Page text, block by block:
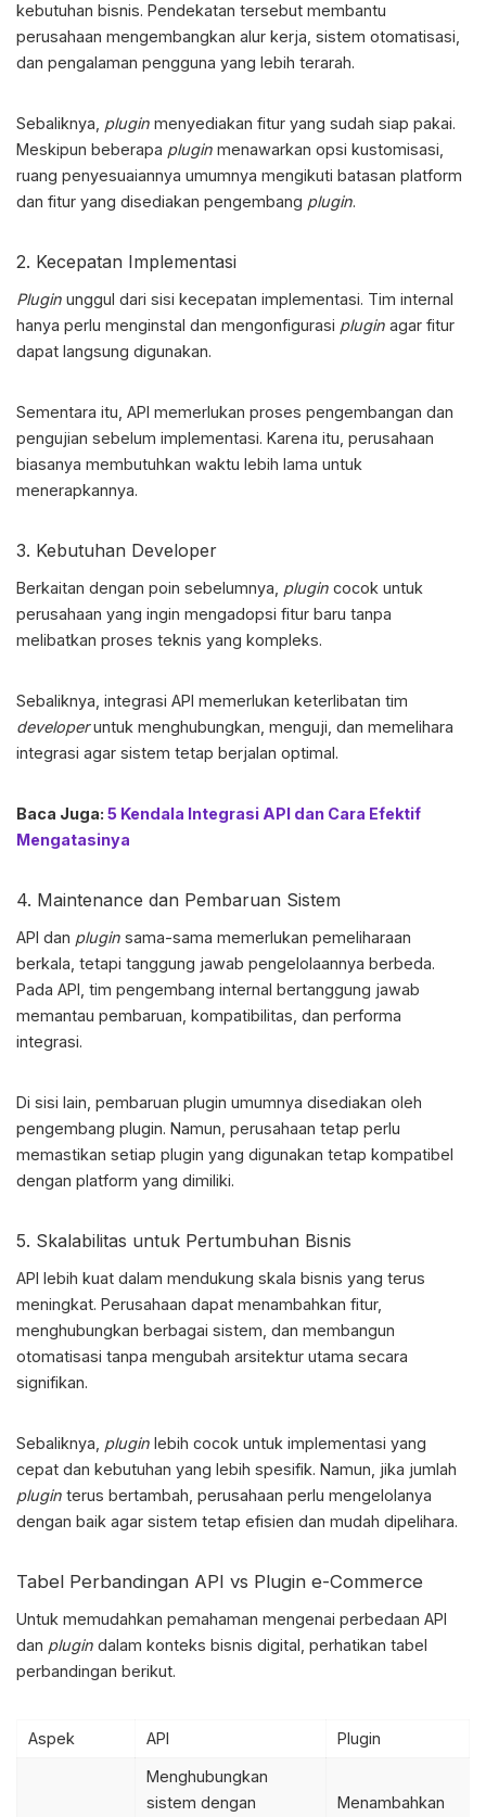
kebutuhan bisnis. Pendekatan tersebut membantu
perusahaan mengembangkan alur kerja, sistem otomatisasi,
dan pengalaman pengguna yang lebih terarah.
Sebaliknya, plugin menyediakan fitur yang sudah siap pakai.
Meskipun beberapa plugin menawarkan opsi kustomisasi,
ruang penyesuaiannya umumnya mengikuti batasan platform
dan fitur yang disediakan pengembang plugin.
2. Kecepatan Implementasi
Plugin unggul dari sisi kecepatan implementasi. Tim internal
hanya perlu menginstal dan mengonfigurasi plugin agar fitur
dapat langsung digunakan.
Sementara itu, API memerlukan proses pengembangan dan
pengujian sebelum implementasi. Karena itu, perusahaan
biasanya membutuhkan waktu lebih lama untuk
menerapkannya.
3. Kebutuhan Developer
Berkaitan dengan poin sebelumnya, plugin cocok untuk
perusahaan yang ingin mengadopsi fitur baru tanpa
melibatkan proses teknis yang kompleks.
Sebaliknya, integrasi API memerlukan keterlibatan tim
developeruntuk menghubungkan, menguji, dan memelihara
integrasi agar sistem tetap berjalan optimal.
Baca Juga: 5 Kendala Integrasi API dan Cara Efektif
Mengatasinya
4. Maintenance dan Pembaruan Sistem
API dan plugin sama-sama memerlukan pemeliharaan
berkala, tetapi tanggung jawab pengelolaannya berbeda.
Pada API, tim pengembang internal bertanggung jawab
memantau pembaruan, kompatibilitas, dan performa
integrasi.
Di sisi lain, pembaruan plugin umumnya disediakan oleh
pengembang plugin. Namun, perusahaan tetap perlu
memastikan setiap plugin yang digunakan tetap kompatibel
dengan platform yang dimiliki.
5. Skalabilitas untuk Pertumbuhan Bisnis
API lebih kuat dalam mendukung skala bisnis yang terus
meningkat. Perusahaan dapat menambahkan fitur,
menghubungkan berbagai sistem, dan membangun
otomatisasi tanpa mengubah arsitektur utama secara
signifikan.
Sebaliknya, plugin lebih cocok untuk implementasi yang
cepat dan kebutuhan yang lebih spesifik. Namun, jika jumlah
plugin terus bertambah, perusahaan perlu mengelolanya
dengan baik agar sistem tetap efisien dan mudah dipelihara.
Tabel Perbandingan API vs Plugin e-Commerce
Untuk memudahkan pemahaman mengenai perbedaan API
dan plugin dalam konteks bisnis digital, perhatikan tabel
perbandingan berikut.
Aspek API Plugin
Menghubungkan
sistem dengan
Menambahkan